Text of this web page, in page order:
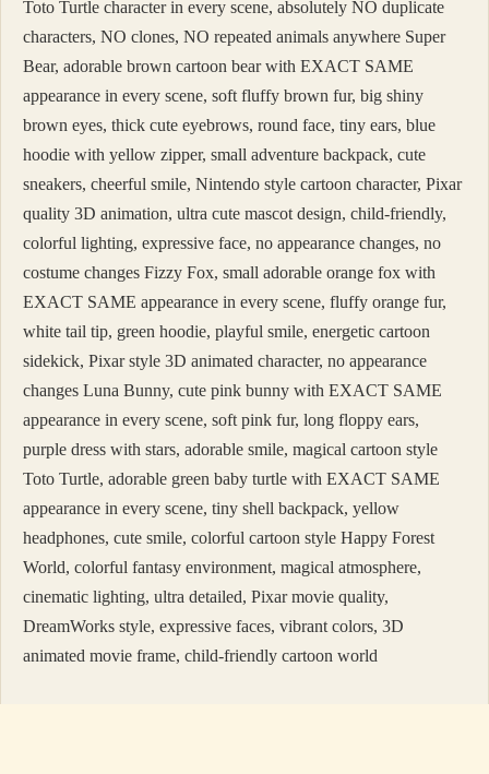
Toto Turtle character in every scene, absolutely NO duplicate
characters, NO clones, NO repeated animals anywhere Super
Bear, adorable brown cartoon bear with EXACT SAME
appearance in every scene, soft fluffy brown fur, big shiny
brown eyes, thick cute eyebrows, round face, tiny ears, blue
hoodie with yellow zipper, small adventure backpack, cute
sneakers, cheerful smile, Nintendo style cartoon character, Pixar
quality 3D animation, ultra cute mascot design, child-friendly,
colorful lighting, expressive face, no appearance changes, no
costume changes Fizzy Fox, small adorable orange fox with
EXACT SAME appearance in every scene, fluffy orange fur,
white tail tip, green hoodie, playful smile, energetic cartoon
sidekick, Pixar style 3D animated character, no appearance
changes Luna Bunny, cute pink bunny with EXACT SAME
appearance in every scene, soft pink fur, long floppy ears,
purple dress with stars, adorable smile, magical cartoon style
Toto Turtle, adorable green baby turtle with EXACT SAME
appearance in every scene, tiny shell backpack, yellow
headphones, cute smile, colorful cartoon style Happy Forest
World, colorful fantasy environment, magical atmosphere,
cinematic lighting, ultra detailed, Pixar movie quality,
DreamWorks style, expressive faces, vibrant colors, 3D
animated movie frame, child-friendly cartoon world